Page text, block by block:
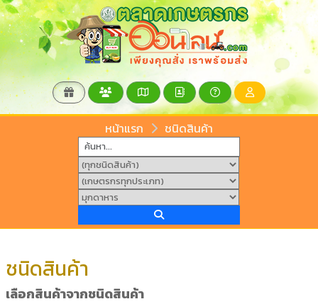
หน้าแรก ชนิดสินค้า
ชนิดสินค้า
เลือกสินค้าจากชนิดสินค้า